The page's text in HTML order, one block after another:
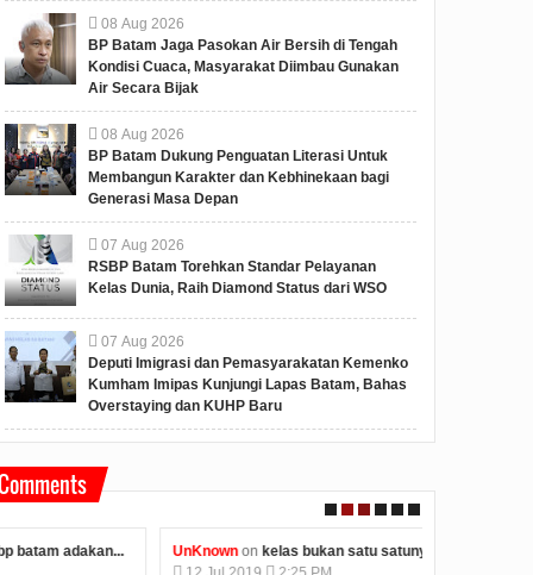
08 Aug 2026
BP Batam Jaga Pasokan Air Bersih di Tengah
Kondisi Cuaca, Masyarakat Diimbau Gunakan
Air Secara Bijak
08 Aug 2026
BP Batam Dukung Penguatan Literasi Untuk
Membangun Karakter dan Kebhinekaan bagi
Generasi Masa Depan
07 Aug 2026
RSBP Batam Torehkan Standar Pelayanan
Kelas Dunia, Raih Diamond Status dari WSO
07 Aug 2026
Deputi Imigrasi dan Pemasyarakatan Kemenko
Kumham Imipas Kunjungi Lapas Batam, Bahas
Overstaying dan KUHP Baru
UnKnownonkelas bukan satu satunya tempat belajar...